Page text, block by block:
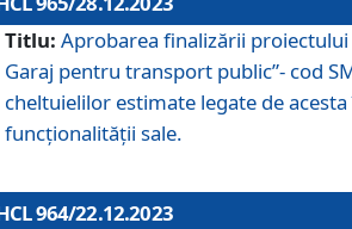
Titlu: Aprobarea finalizării
Garaj pentru transport public”- cod
cheltuielilor estimate legate de
funcționalității sale.
964/22.12.2023